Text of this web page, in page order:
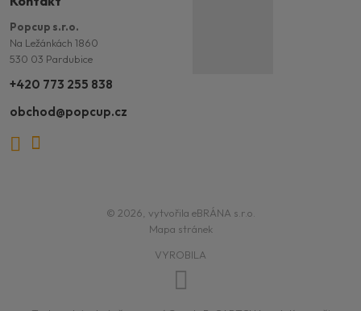
Popcup s.r.o.
Na Ležánkách 1860
530 03 Pardubice
+420 773 255 838
obchod@popcup.cz
Omrkni
© 2026, vytvořila eBRÁNA s.r.o.
Mapa stránek
VYROBILA